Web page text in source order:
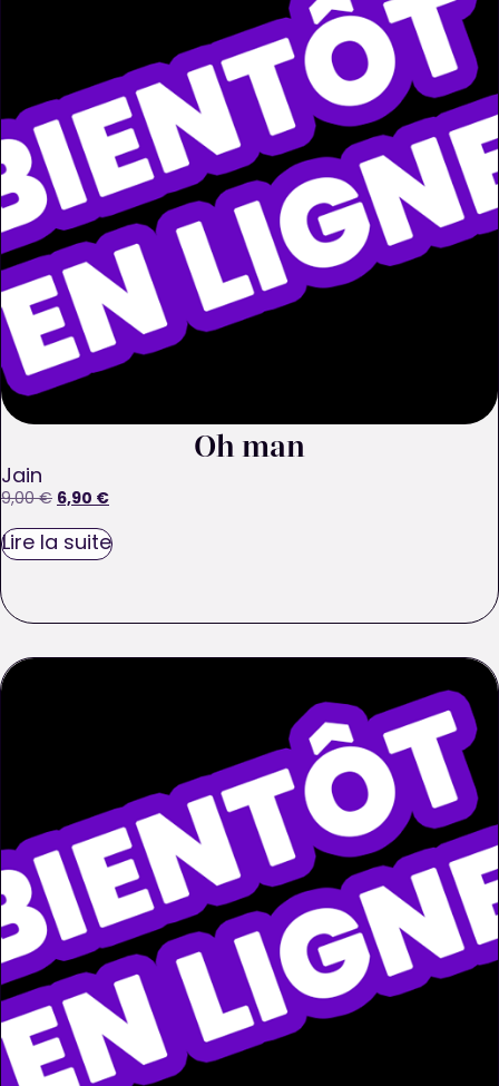
Oh man
Jain
9,00€6,90€
Lire la suite